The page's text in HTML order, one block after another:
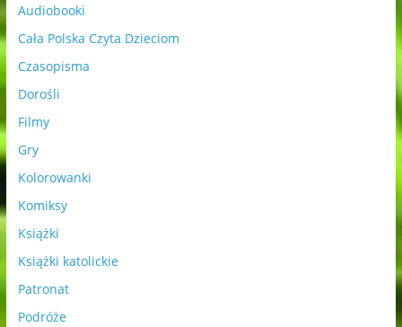
Audiobooki
Cała Polska Czyta Dzieciom
Czasopisma
Dorośli
Filmy
Gry
Kolorowanki
Komiksy
Książki
Książki katolickie
Patronat
Podróże